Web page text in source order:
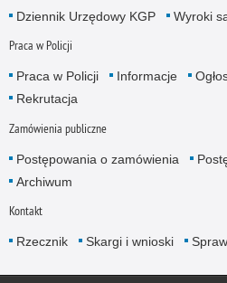
Dziennik Urzędowy KGP Wyroki
Praca w Policji
Praca w Policji Informacje
Rekrutacja
Zamówienia publiczne
Postępowania o zamówienia
Archiwum
Kontakt
Rzecznik Skargi i wnioski